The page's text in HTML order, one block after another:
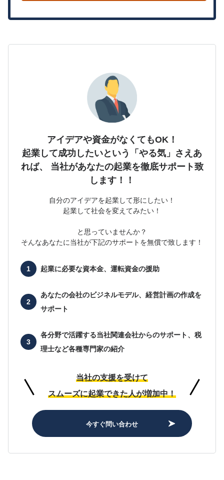
アイデアや資金がなくてもOK！
起業して成功したいという「やる気」さえあ
れば、
当社があなたの起業を徹底サポート致
します！！
自分のアイデアを起業して形にしたい！
起業して社会を変えてみたい！
と思っていませんか？
そんなあなたに当社が下記のサポートを無償で致します！
起業に必要な資本金、運転資金の援助
あなたの会社のビジネルモデル、経営計画の作成を
サポート
各分野で活躍する当社関連会社からのサポート、 税
理士など各種専門家の紹介
当社の支援を受けて
スムーズに起業できた人が増加中！
今すぐ問い合わせ